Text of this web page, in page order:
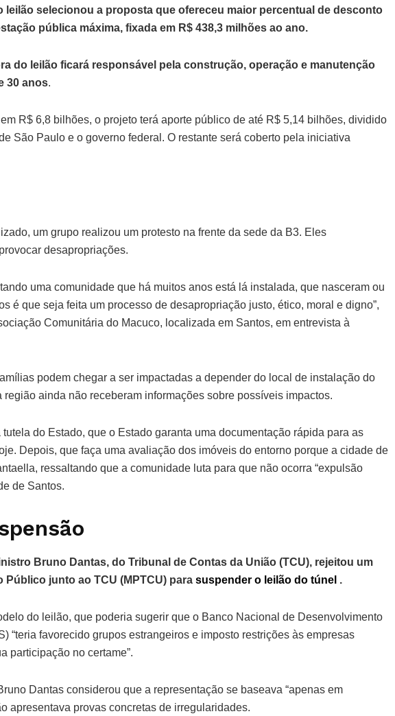
leilão selecionou a proposta que ofereceu maior percentual de desconto
pública máxima, fixada em R$ 438,3 milhões ao ano.
do leilão ficará responsável pela construção, operação e manutenção
30 anos.
R$ 6,8 bilhões, o projeto terá aporte público de até R$ 5,14 bilhões, dividido
São Paulo e o governo federal. O restante será coberto pela iniciativa
um grupo realizou um protesto na frente da sede da B3. Eles
desapropriações.
uma comunidade que há muitos anos está lá instalada, que nasceram ou
é que seja feita um processo de desapropriação justo, ético, moral e digno”,
Comunitária do Macuco, localizada em Santos, em entrevista à
podem chegar a ser impactadas a depender do local de instalação do
ainda não receberam informações sobre possíveis impactos.
tutela do Estado, que o Estado garanta uma documentação rápida para as
Depois, que faça uma avaliação dos imóveis do entorno porque a cidade de
ressaltando que a comunidade luta para que não ocorra “expulsão
de Santos.
Bruno Dantas, do Tribunal de Contas da União (TCU), rejeitou um
junto ao TCU (MPTCU) para suspender o leilão do túnel .
do leilão, que poderia sugerir que o Banco Nacional de Desenvolvimento
“teria favorecido grupos estrangeiros e imposto restrições às empresas
participação no certame”.
Dantas considerou que a representação se baseava “apenas em
apresentava provas concretas de irregularidades.